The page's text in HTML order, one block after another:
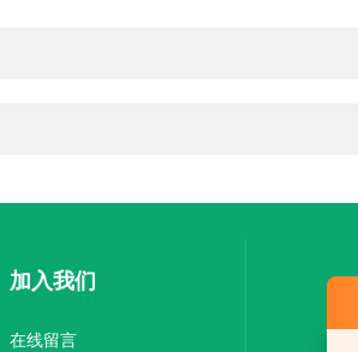
加入我们
在线留言